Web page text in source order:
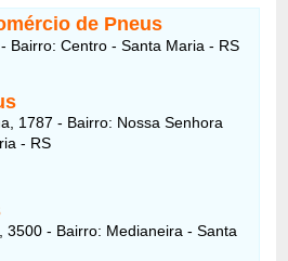
de Pneus
Bairro: Centro - Santa Maria - RS
1787 - Bairro: Nossa Senhora
- RS
3500 - Bairro: Medianeira - Santa